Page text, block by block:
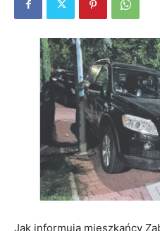
Jak informują mieszkańcy